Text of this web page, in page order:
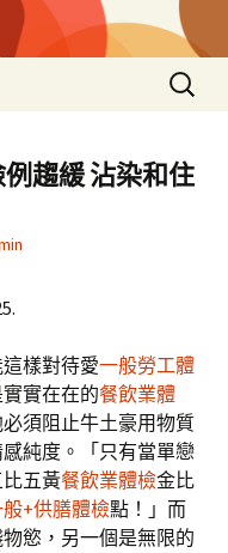
搜
尋
鍵
字:
趨緩 沾染和住
樣對待愛一般勞工體
實在在的餐飲業體
須阻止牛土豪用物質
純度。「只有當單戀
五黃餐飲業體檢金比
+供膳體檢點！」而
慾，另一個是無限的